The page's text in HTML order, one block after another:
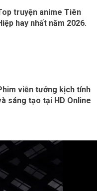
truyện anime Tiên
hay nhất năm 2026.
viễn tưởng kịch tính
sáng tạo tại HD Online